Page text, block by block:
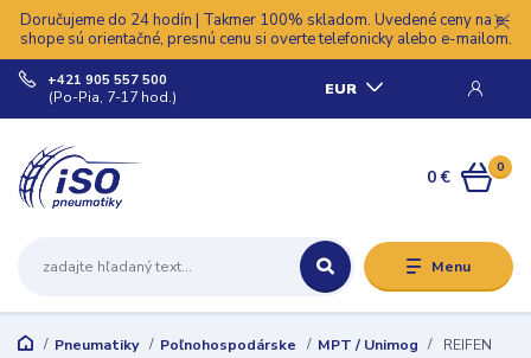
Doručujeme do 24 hodín | Takmer 100% skladom. Uvedené ceny na e-
shope sú orientačné, presnú cenu si overte telefonicky alebo e-mailom.
Menu
EUR
+421 905 557 500
(Po-Pia, 7-17 hod.)
0
0 €
Pneumatiky Poľnohospodárske MPT / Unimog
REIFEN